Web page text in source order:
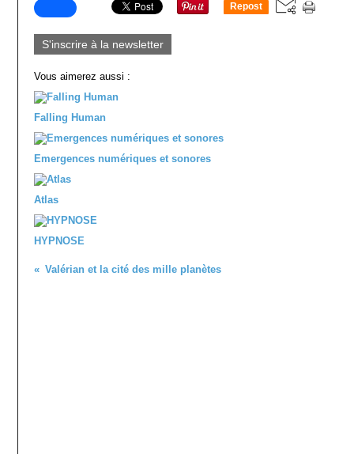
Repost
S'inscrire à la newsletter
Vous aimerez aussi :
Falling Human
Emergences numériques et sonores
Atlas
HYPNOSE
Valérian et la cité des mille planètes